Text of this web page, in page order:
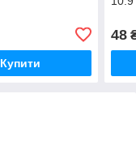
Купити
48